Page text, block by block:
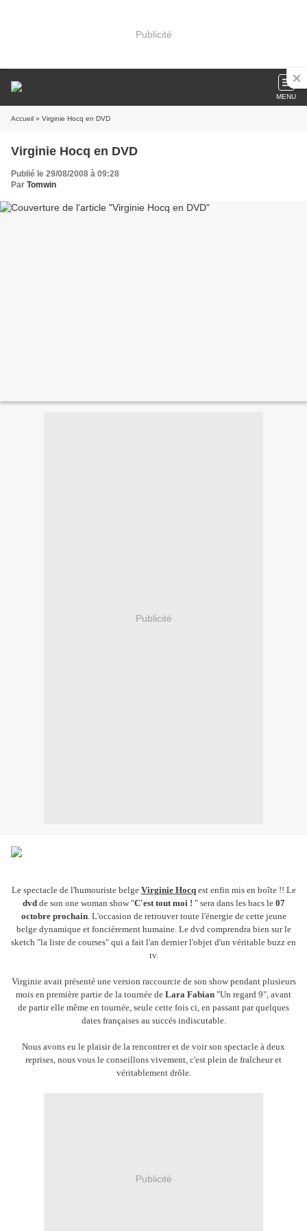
Publicité
MENU
Accueil » Virginie Hocq en DVD
Virginie Hocq en DVD
Publié le 29/08/2008 à 09:28
Par Tomwin
Publicité
Le spectacle de l'humouriste belge Virginie Hocqest enfin mis en boîte !! Le
dvdde son one woman show "C'est tout moi ! " sera dans les bacs le 07
octobre prochain. L'occasion de retrouver toute l'énergie de cette jeune
belge dynamique et foncièrement humaine. Le dvd comprendra bien sur le
sketch "la liste de courses" qui a fait l'an dernier l'objet d'un véritable buzz en
tv.
Virginie avait présenté une version raccourcie de son show pendant plusieurs
mois en première partie de la tournée de Lara Fabian "Un regard 9", avant
de partir elle même en tournée, seule cette fois ci, en passant par quelques
dates françaises au succés indiscutable.
Nous avons eu le plaisir de la rencontrer et de voir son spectacle à deux
reprises, nous vous le conseillons vivement, c'est plein de fraîcheur et
véritablement drôle.
Publicité